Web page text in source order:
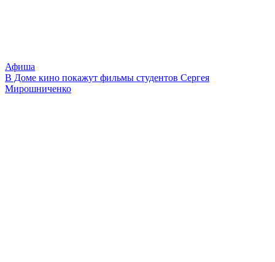
Афиша
В Доме кино покажут фильмы студентов Сергея
Мирошниченко